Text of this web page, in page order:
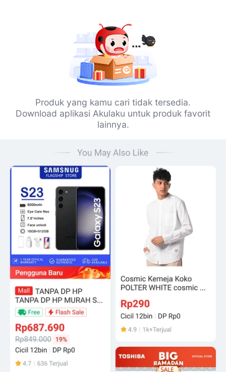
Produk yang kamu cari tidak tersedia.
Download aplikasi Akulaku untuk produk favorit
lainnya.